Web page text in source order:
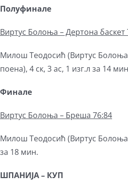
Полуфинале
Виртус Болоња – Дертона баскет
Милош Теодосић (Виртус
поена), 4 ск, 3 ас, 1 изг.л за 14
Финале
Виртус Болоња – Бреша 76:84
Милош Теодосић (Виртус Болоња)
за 18 мин.
ШПАНИЈА– КУП